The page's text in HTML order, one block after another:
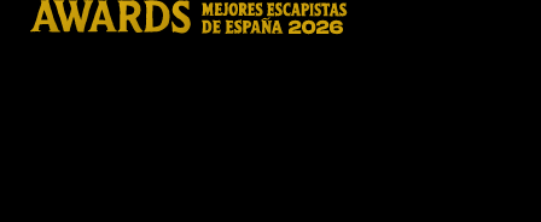
Leds go go go!